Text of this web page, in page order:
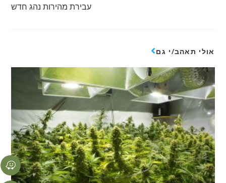
עבירת מהירות נהג חדש
אולי תאהב/י גם